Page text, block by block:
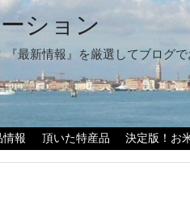
ション
最新情報』を厳選してブログで
情報 頂いた特産品 決定版！お